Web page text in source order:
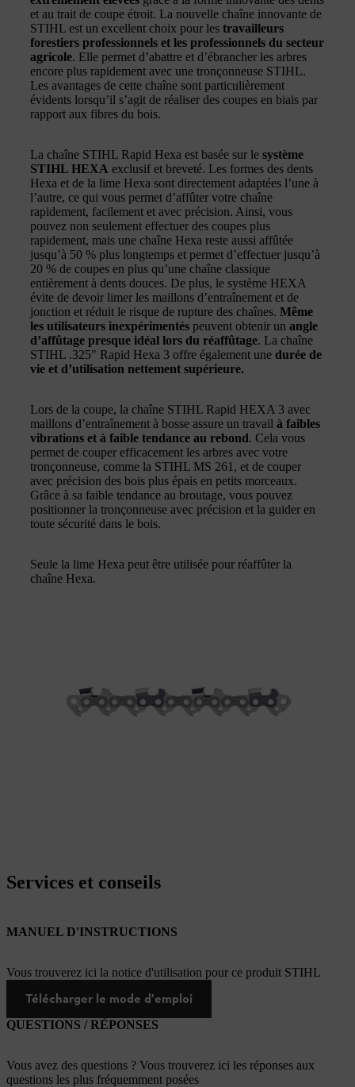
et au trait de coupe étroit. La nouvelle chaîne innovante de
STIHL est un excellent choix pour les travailleurs
forestiers professionnels et les professionnels du secteur
agricole. Elle permet d’abattre et d’ébrancher les arbres
encore plus rapidement avec une tronçonneuse STIHL.
Les avantages de cette chaîne sont particulièrement
évidents lorsqu’il s’agit de réaliser des coupes en biais par
rapport aux fibres du bois.
La chaîne STIHL Rapid Hexa est basée sur le système
STIHL HEXA exclusif et breveté. Les formes des dents
Hexa et de la lime Hexa sont directement adaptées l’une à
l’autre, ce qui vous permet d’affûter votre chaîne
rapidement, facilement et avec précision. Ainsi, vous
pouvez non seulement effectuer des coupes plus
rapidement, mais une chaîne Hexa reste aussi affûtée
jusqu’à 50 % plus longtemps et permet d’effectuer jusqu’à
20 % de coupes en plus qu’une chaîne classique
entièrement à dents douces. De plus, le système HEXA
évite de devoir limer les maillons d’entraînement et de
jonction et réduit le risque de rupture des chaînes. Même
les utilisateurs inexpérimentés peuvent obtenir un angle
d’affûtage presque idéal lors du réaffûtage. La chaîne
STIHL .325" Rapid Hexa 3 offre également une durée de
vie et d’utilisation nettement supérieure.
Lors de la coupe, la chaîne STIHL Rapid HEXA 3 avec
maillons d’entraînement à bosse assure un travail à faibles
vibrations et à faible tendance au rebond. Cela vous
permet de couper efficacement les arbres avec votre
tronçonneuse, comme la STIHL MS 261, et de couper
avec précision des bois plus épais en petits morceaux.
Grâce à sa faible tendance au broutage, vous pouvez
positionner la tronçonneuse avec précision et la guider en
toute sécurité dans le bois.
Seule la lime Hexa peut être utilisée pour réaffûter la
chaîne Hexa.
Services et conseils
MANUEL D'INSTRUCTIONS
Vous trouverez ici la notice d'utilisation pour ce produit STIHL
Télécharger le mode d'emploi
QUESTIONS / RÉPONSES
Vous avez des questions ? Vous trouverez ici les réponses aux
questions les plus fréquemment posées